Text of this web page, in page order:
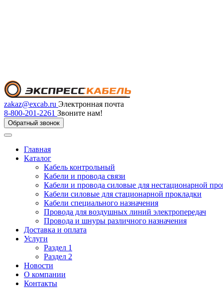
zakaz@excab.ru Электронная почта
8-800-201-2261 Звоните нам!
Обратный звонок
Главная
Каталог
Кабель контрольный
Кабели и провода связи
Кабели и провода силовые для нестационарной
Кабели силовые для стационарной прокладки
Кабели специального назначения
Провода для воздушных линий электропередач
Провода и шнуры различного назначения
Доставка и оплата
Услуги
Раздел 1
Раздел 2
Новости
О компании
Контакты